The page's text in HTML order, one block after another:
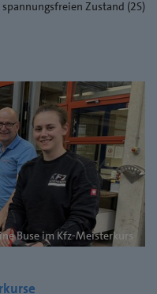
Zustand (2S)
Buse im Kfz-Meisterkurs